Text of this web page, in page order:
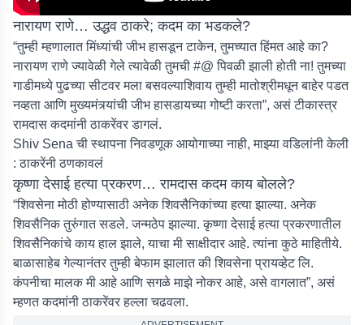
नारायण राणे… उद्धव ठाकरे; कदम का भडकले?
“तुम्ही म्हणालात मिंध्यांची जीभ हासडून टाकेन, तुमच्यात हिंमत आहे का?
नारायण राणे ज्यावेळी गेले त्यावेळी तुमची #@ पिवळी झाली होती ना! तुमच्या
गाडीमध्ये पुढच्या सीटवर मला बसवल्याशिवाय तुम्ही मातोश्रीमधून बाहेर पडत
नव्हता आणि मुख्यमंत्र्यांची जीभ हासडायच्या गोष्टी करता”, असं टीकास्त्र
रामदास कदमांनी ठाकरेंवर डागलं.
Shiv Sena ची स्थापना निवडणूक आयोगाच्या नाही, माझ्या वडिलांनी केली
: ठाकरेंनी ठणकावलं
कृष्णा देसाई हत्या प्रकरण… रामदास कदम काय बोलले?
“शिवसेना मोठी होण्यासाठी अनेक शिवसैनिकांच्या हत्या झाल्या. अनेक
शिवसैनिक तुरुंगात सडले. जन्मठेप झाल्या. कृष्णा देसाई हत्या प्रकरणातील
शिवसैनिकांचे काय हाल झाले, याचा मी साक्षीदार आहे. त्यांना कुठे माहितीये.
बाळासाहेब गेल्यानंतर तुम्ही बेफाम झालात की शिवसेना प्रायव्हेट लि.
कंपनीचा मालक मी आहे आणि सगळे माझे नोकर आहे, असे वागलात”, असं
म्हणत कदमांनी ठाकरेंवर हल्ला चढवला.